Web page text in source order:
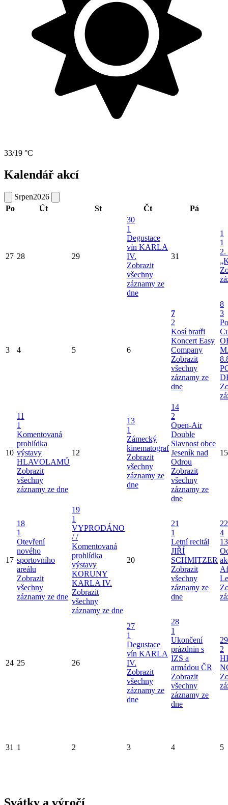
33/19 °C
Kalendář akcí
Srpen2026
Po
Út St Čt Pá
27 28 29
30
1
Degustace
vín KARLA
IV.
Zobrazit
všechny
záznamy ze
dne
31
1
1
2.
3 4 5 6
7
2
Kosí bratři
Koncert Easy
Company
Zobrazit
všechny
záznamy ze
dne
8
3
10
11
1
Komentovaná
prohlídka
výstavy
HLAVOLAMŮ
Zobrazit
všechny
záznamy ze dne
12
13
1
Zámecký
kinematograf
Zobrazit
všechny
záznamy ze
dne
14
2
Open-Air
Double
Slavnost obce
Jeseník nad
Odrou
Zobrazit
všechny
záznamy ze
dne
15
17
18
1
Otevření
nového
sportovního
areálu
Zobrazit
všechny
záznamy ze dne
19
1
VYPRODÁNO
/ /
Komentovaná
prohlídka
výstavy
KORUNY
KARLA IV.
Zobrazit
všechny
záznamy ze dne
20
21
1
Letní recitál
JIŘÍ
SCHMITZER
Zobrazit
všechny
záznamy ze
dne
22
4
24 25 26
27
1
Degustace
vín KARLA
IV.
Zobrazit
všechny
záznamy ze
dne
28
1
Ukončení
prázdnin s
IZS a
armádou ČR
Zobrazit
všechny
záznamy ze
dne
29
2
31 1 2 3 4 5